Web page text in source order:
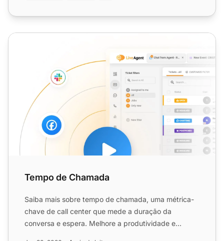
Tempo de Chamada
Tempo de Chamada
Saiba mais sobre tempo de chamada, uma métrica-
chave de call center que mede a duração da
conversa e espera. Melhore a produtividade e